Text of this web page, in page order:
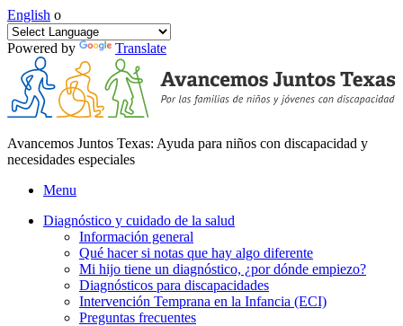
English o
Powered by Translate
Avancemos Juntos Texas: Ayuda para niños con discapacidad y
necesidades especiales
Menu
Diagnóstico y cuidado de la salud
Información general
Qué hacer si notas que hay algo diferente
Mi hijo tiene un diagnóstico, ¿por dónde empiezo?
Diagnósticos para discapacidades
Intervención Temprana en la Infancia (ECI)
Preguntas frecuentes